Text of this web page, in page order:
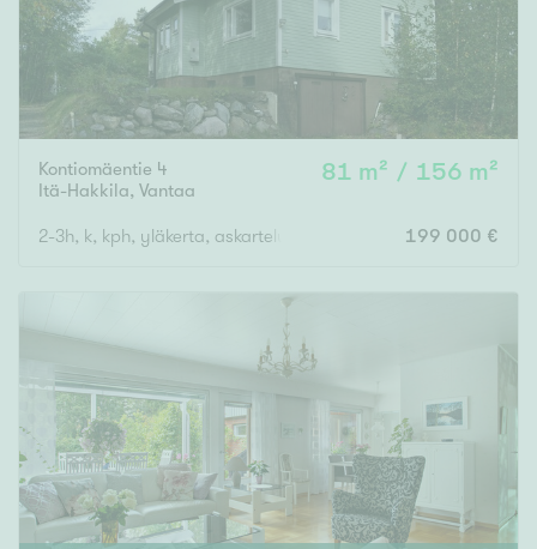
Kontiomäentie 4
Itä-Hakkila, Vantaa
81 m² / 156 m²
2-3h, k, kph, yläkerta, askarteluhuone, autotalli199 000 €